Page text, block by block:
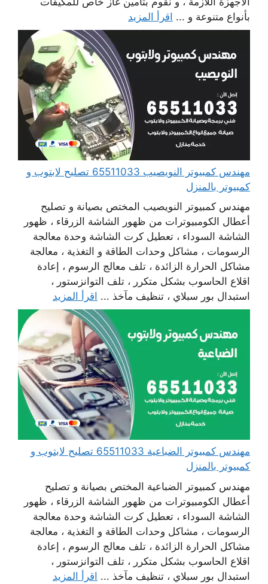
بأنواع متنوعة و ... اقرأ المزيد
مهندس كمبيوتر النويصيب 65511033 تصليح لابتوب و
كمبيوتر بالمنزل
مهندس كمبيوتر النويصيب المختص بصيانة و تصليح
أعطال الكومبيوترات من ظهور الشاشة الزرقاء ، ظهور
الشاشة السوداء ، تعطيل كرت الشاشة وحدة معالجة
الرسومات ، مشاكل وحدات الطاقة و التغذية ، معالجة
مشاكل الحرارة الزائدة ، تلف معالج الرسوم ، إعادة
اقلاع الحاسوب بشكل متكرر ، تلف التوانزستور ،
استبدال بور سبلاي ، تنظيف مآخذ ... اقرأ المزيد
مهندس كمبيوتر الضباعية 65511033 تصليح لابتوب و
كمبيوتر بالمنزل
مهندس كمبيوتر الضباعية المختص بصيانة و تصليح
أعطال الكومبيوترات من ظهور الشاشة الزرقاء ، ظهور
الشاشة السوداء ، تعطيل كرت الشاشة وحدة معالجة
الرسومات ، مشاكل وحدات الطاقة و التغذية ، معالجة
مشاكل الحرارة الزائدة ، تلف معالج الرسوم ، إعادة
اقلاع الحاسوب بشكل متكرر ، تلف التوانزستور ،
استبدال بور سبلاي ، تنظيف مآخذ ... اقرأ المزيد